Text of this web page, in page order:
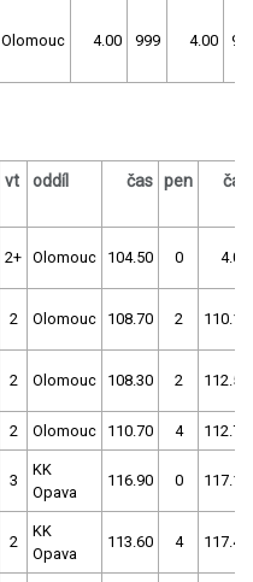
Olomouc 4.00 999 4.00
vt oddíl čas pen čas
2+ Olomouc 104.50 0 4.00
2 Olomouc 108.70 2 110.10
2 Olomouc 108.30 2 112.50
2 Olomouc 110.70 4 112.70
3
KK
Opava
116.90 0 117.10
2
KK
Opava
113.60 4 117.40